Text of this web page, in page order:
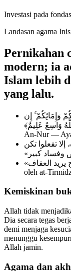
Investasi pada
Landasan agama
Pernikahan
modern; ia
Islam lebih
yang lalu.
وَإِمَائِكُمْ ۚ إِن
وَاسِعٌ عَلِيمٌ﴾
An-Nur —
تفعلوا تكن
وفساد كبير»
يريد العفاف»
oleh at-
Kemiskinan
Allah tidak
Dia secara tegas
demi menjaga
menunggu
Allah jamin.
Agama dan